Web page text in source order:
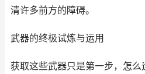
清许多前方的障碍。
武器的终极试炼与运用
获取这些武器只是第一步，怎